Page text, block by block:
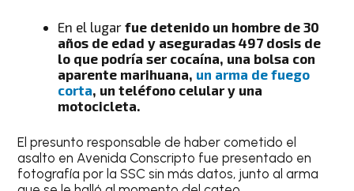
En el lugarfue detenido un hombre de 30
años de edad y aseguradas 497 dosis de
lo que podría ser cocaína, una bolsa con
aparente marihuana, un arma de fuego
corta, un teléfono celular y una
motocicleta.
El presunto responsable de haber cometido el
asalto en Avenida Conscripto fue presentado en
fotografía por la SSC sin más datos, junto al arma